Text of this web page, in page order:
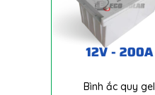
Bình ắc quy gel